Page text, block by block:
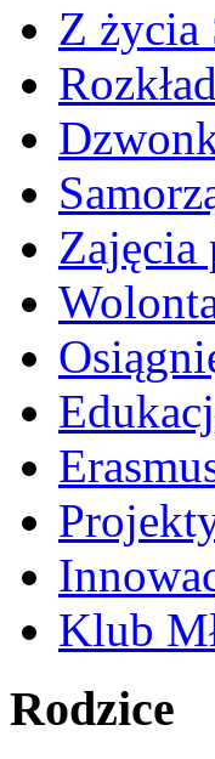
Z życia
Zajęcia
Klub
Rodzice